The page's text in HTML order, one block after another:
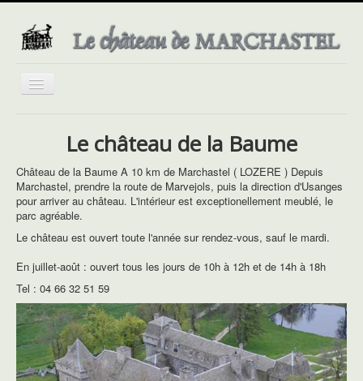
Basculer
la
Le château de la Baume
Château de la Baume A 10 km de Marchastel ( LOZERE ) Depuis
Marchastel, prendre la route de Marvejols, puis la direction d'Usanges
pour arriver au château. L'intérieur est exceptionellement meublé, le
parc agréable.
Le château est ouvert toute l'année sur rendez-vous, sauf le mardi.
En juillet-août : ouvert tous les jours de 10h à 12h et de 14h à 18h
Tel : 04 66 32 51 59